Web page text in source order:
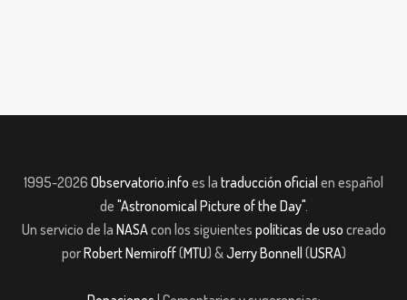
1995-2026 Observatorio.info es la traducción oficial en español
de "Astronomical Picture of the Day".
Un servicio de la NASAcon los siguientes políticas de uso creado
porRobert Nemiroff(MTU) &Jerry Bonnell (USRA)